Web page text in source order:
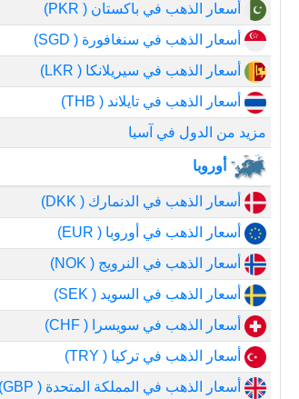
أسعار الذهب في باكستان ( PKR)
أسعار الذهب في سنغافورة ( SGD)
أسعار الذهب في سيريلانكا ( LKR)
أسعار الذهب في تايلاند ( THB)
مزيد من الدول في آسيا
أوروبا
أسعار الذهب في الدنمارك ( DKK)
أسعار الذهب في أوروبا ( EUR)
أسعار الذهب في النرويج ( NOK)
أسعار الذهب في السويد ( SEK)
أسعار الذهب في سويسرا ( CHF)
أسعار الذهب في تركيا ( TRY)
أسعار الذهب في المملكة المتحدة ( GBP)